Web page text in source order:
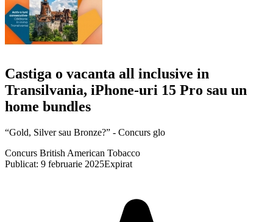
Castiga o vacanta all inclusive in
Transilvania, iPhone-uri 15 Pro sau un
home bundles
“Gold, Silver sau Bronze?” - Concurs glo
Concurs British American Tobacco
Publicat: 9 februarie 2025Expirat